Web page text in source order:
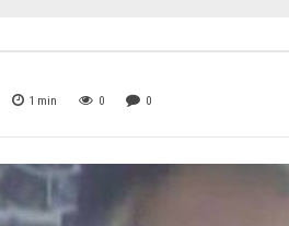
1 min 0 0